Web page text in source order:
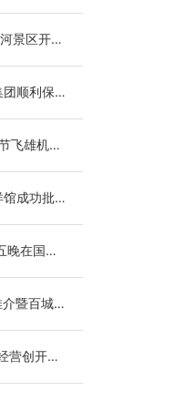
景区开
顺利保障
飞雄机场
成功批量
晚在国际
暨百城千
营创开门